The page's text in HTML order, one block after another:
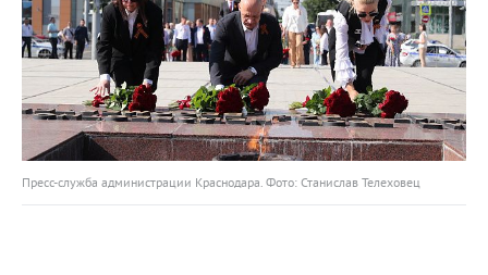
Пресс-служба администрации Краснодара. Фото: Станислав Телеховец